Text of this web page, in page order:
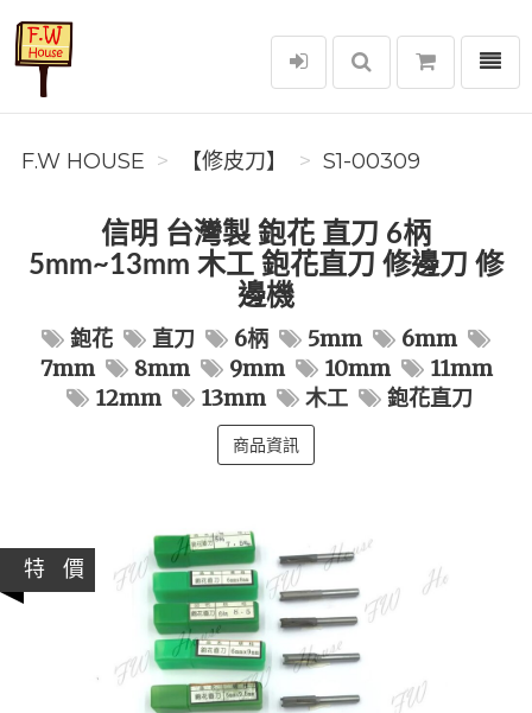
F.W House
選單
F.W HOUSE 【修皮刀】 S1-00309
信明 台灣製 鉋花 直刀 6柄
5mm~13mm 木工 鉋花直刀 修邊刀 修
邊機
鉋花 直刀 6柄 5mm
6mm
7mm
8mm 9mm 10mm
11mm
12mm
13mm 木工 鉋花直刀
商品資訊
特 價